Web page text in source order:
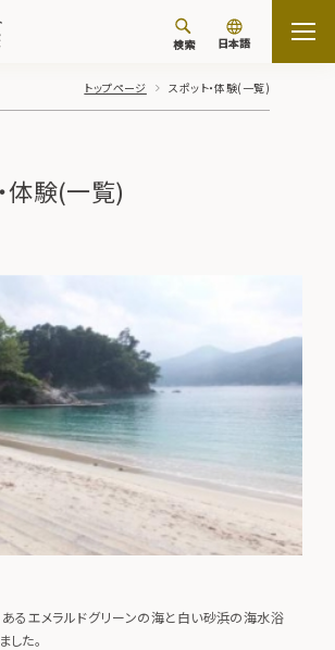
検索 日本語
トップページ スポット・体験(一覧)
体験(一覧)
るエメラルドグリーンの海と白い砂浜の海水浴
た。